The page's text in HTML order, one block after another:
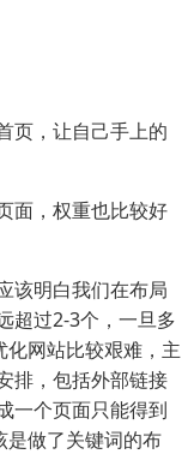
页，让自己手上的
面，权重也比较好
该明白我们在布局
超过2-3个，一旦多
网站比较艰难，主
排，包括外部链接
一个页面只能得到
是做了关键词的布